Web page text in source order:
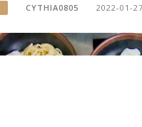
CYTHIA0805 2022-01-